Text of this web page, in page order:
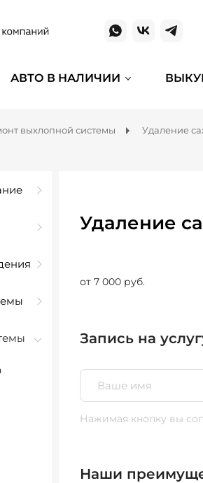
АВТО В НАЛИЧИИ
выхлопной системы Удаление
Удаление
от 7 000 руб.
Запись на
Нажимая кнопку вы
Наши